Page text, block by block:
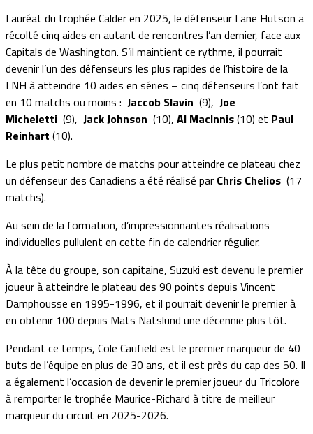
Lauréat du trophée Calder en 2025, le défenseur Lane Hutson a
récolté cinq aides en autant de rencontres l’an dernier, face aux
Capitals de Washington. S’il maintient ce rythme, il pourrait
devenir l’un des défenseurs les plus rapides de l’histoire de la
LNH à atteindre 10 aides en séries – cinq défenseurs l’ont fait
en 10 matchs ou moins : Jaccob Slavin (9), Joe
Micheletti (9), Jack Johnson (10), Al MacInnis(10) et Paul
Reinhart (10).
Le plus petit nombre de matchs pour atteindre ce plateau chez
un défenseur des Canadiens a été réalisé par Chris Chelios (17
matchs).
Au sein de la formation, d’impressionnantes réalisations
individuelles pullulent en cette fin de calendrier régulier.
À la tête du groupe, son capitaine, Suzuki est devenu le premier
joueur à atteindre le plateau des 90 points depuis Vincent
Damphousse en 1995-1996, et il pourrait devenir le premier à
en obtenir 100 depuis Mats Natslund une décennie plus tôt.
Pendant ce temps, Cole Caufield est le premier marqueur de 40
buts de l’équipe en plus de 30 ans, et il est près du cap des 50. Il
a également l’occasion de devenir le premier joueur du Tricolore
à remporter le trophée Maurice-Richard à titre de meilleur
marqueur du circuit en 2025-2026.